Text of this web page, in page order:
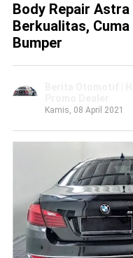
Body Repair
Berkualitas, Cuma
Bumper
Kamis, 08 April 2021